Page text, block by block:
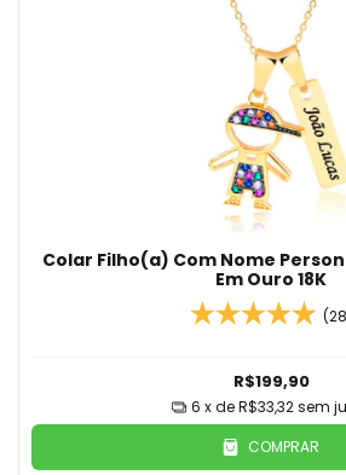
Colar Filho(a) Com Nome
Em Ouro 18K
R$199,90
6 x deR$33,32sem
COMPRAR